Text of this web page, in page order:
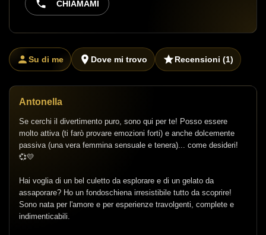
CHIAMAMI
Su di me Dove mi trovo Recensioni (1)
Antonella
Se cerchi il divertimento puro, sono qui per te! Posso essere
molto attiva (ti farò provare emozioni forti) e anche dolcemente
passiva (una vera femmina sensuale e tenera)... come desideri!
💞💛
Hai voglia di un bel culetto da esplorare e di un gelato da
assaporare? Ho un fondoschiena irresistibile tutto da scoprire!
Sono nata per l'amore e per esperienze travolgenti, complete e
indimenticabili.